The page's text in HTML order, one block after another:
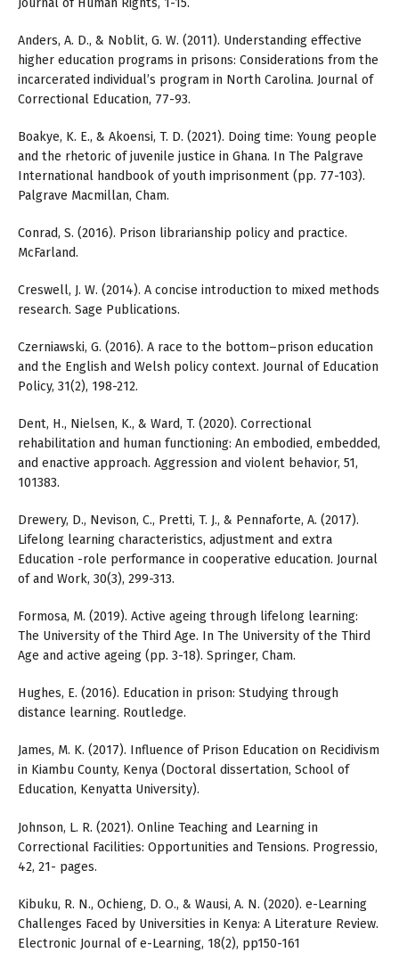
Journal of Human Rights, 1-15.
Anders, A. D., & Noblit, G. W. (2011). Understanding effective
higher education programs in prisons: Considerations from the
incarcerated individual’s program in North Carolina. Journal of
Correctional Education, 77-93.
Boakye, K. E., & Akoensi, T. D. (2021). Doing time: Young people
and the rhetoric of juvenile justice in Ghana. In The Palgrave
International handbook of youth imprisonment (pp. 77-103).
Palgrave Macmillan, Cham.
Conrad, S. (2016). Prison librarianship policy and practice.
McFarland.
Creswell, J. W. (2014). A concise introduction to mixed methods
research. Sage Publications.
Czerniawski, G. (2016). A race to the bottom–prison education
and the English and Welsh policy context. Journal of Education
Policy, 31(2), 198-212.
Dent, H., Nielsen, K., & Ward, T. (2020). Correctional
rehabilitation and human functioning: An embodied, embedded,
and enactive approach. Aggression and violent behavior, 51,
101383.
Drewery, D., Nevison, C., Pretti, T. J., & Pennaforte, A. (2017).
Lifelong learning characteristics, adjustment and extra
Education -role performance in cooperative education. Journal
of and Work, 30(3), 299-313.
Formosa, M. (2019). Active ageing through lifelong learning:
The University of the Third Age. In The University of the Third
Age and active ageing (pp. 3-18). Springer, Cham.
Hughes, E. (2016). Education in prison: Studying through
distance learning. Routledge.
James, M. K. (2017). Influence of Prison Education on Recidivism
in Kiambu County, Kenya (Doctoral dissertation, School of
Education, Kenyatta University).
Johnson, L. R. (2021). Online Teaching and Learning in
Correctional Facilities: Opportunities and Tensions. Progressio,
42, 21- pages.
Kibuku, R. N., Ochieng, D. O., & Wausi, A. N. (2020). e-Learning
Challenges Faced by Universities in Kenya: A Literature Review.
Electronic Journal of e-Learning, 18(2), pp150-161